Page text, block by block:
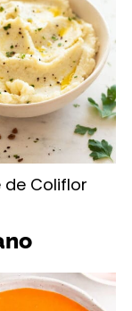
de Coliflor